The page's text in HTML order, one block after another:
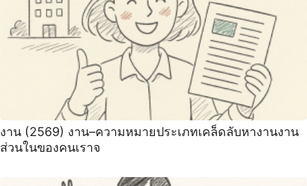
งาน (2569) งาน–ความหมายประเภทเคล็ดลับหางานงาน
ส่วนในของคนเราจ